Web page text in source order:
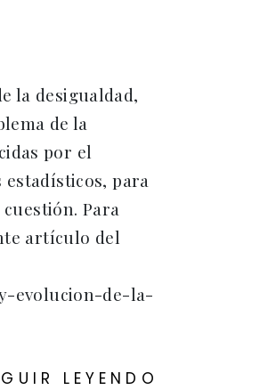
la desigualdad,
de la
por el
para
Para
artículo del
evolucion-de-la-
LEYENDO